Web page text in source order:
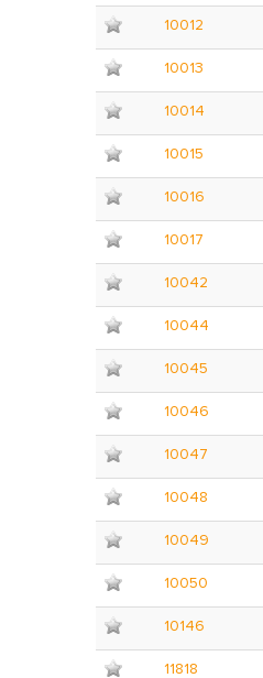
10012
10013
10014
10015
10016
10017
10042
10044
10045
10046
10047
10048
10049
10050
10146
11818